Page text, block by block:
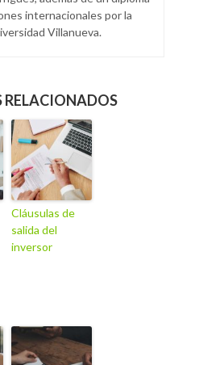
internacionales por la
Villanueva.
RELACIONADOS
Cláusulas de
salida del
inversor